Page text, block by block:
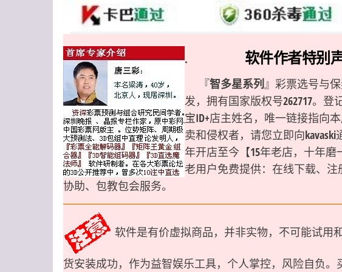
. 软件作者特别
『智多星系列』彩票选号与
发，拥有国家版权号262717。登
宝ID+店主姓名，唯一链接指向
卖和侵权者，请您立即向
年开店至今【15年老店，十年
老用户免费提供：在线下载、
协助、包教包会服务。
软件是有价虚拟商品，并非实物，不可能试用
货安装成功，作为益智娱乐工具，个人掌控，风险自负